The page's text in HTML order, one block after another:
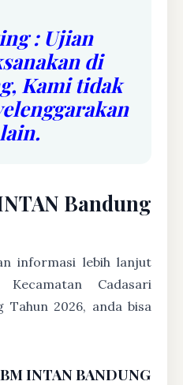
: Ujian
di
Kami tidak
Bandung
informasi lebih lanjut
Cadasari
Tahun 2026, anda bisa
INTAN BANDUNG